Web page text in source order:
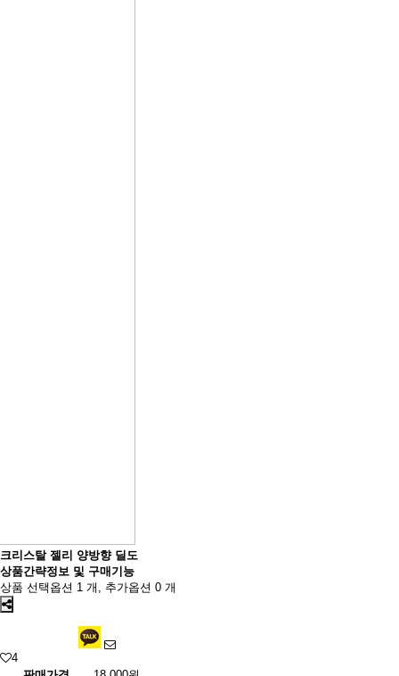
크리스탈 젤리 양방향 딜도
상품간략정보 및 구매기능
상품 선택옵션 1 개, 추가옵션 0 개
4